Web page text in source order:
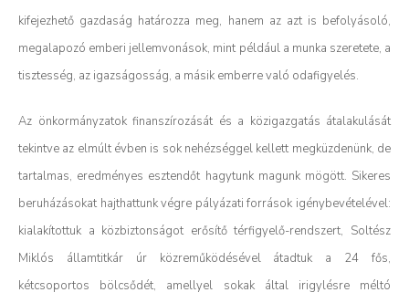
kifejezhető gazdaság határozza meg, hanem az azt is befolyásoló,
megalapozó emberi jellemvonások, mint például a munka szeretete, a
tisztesség, az igazságosság, a másik emberre való odafigyelés.
Az önkormányzatok finanszírozását és a közigazgatás átalakulását
tekintve az elmúlt évben is sok nehézséggel kellett megküzdenünk, de
tartalmas, eredményes esztendőt hagytunk magunk mögött. Sikeres
beruházásokat hajthattunk végre pályázati források igénybevételével:
kialakítottuk a közbiztonságot erősítő térfigyelő-rendszert, Soltész
Miklós államtitkár úr közreműködésével átadtuk a 24 fős,
kétcsoportos bölcsődét, amellyel sokak által irigylésre méltó